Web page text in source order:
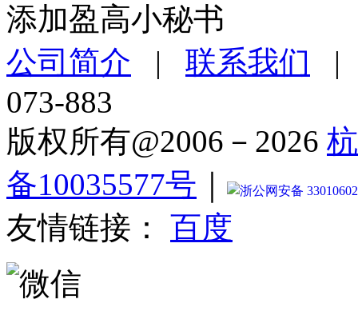
添加盈高小秘书
公司简介 | 联系我们
073-883
版权所有@2006－2026
备10035577号 ｜ 浙公网安备
友情链接： 百度